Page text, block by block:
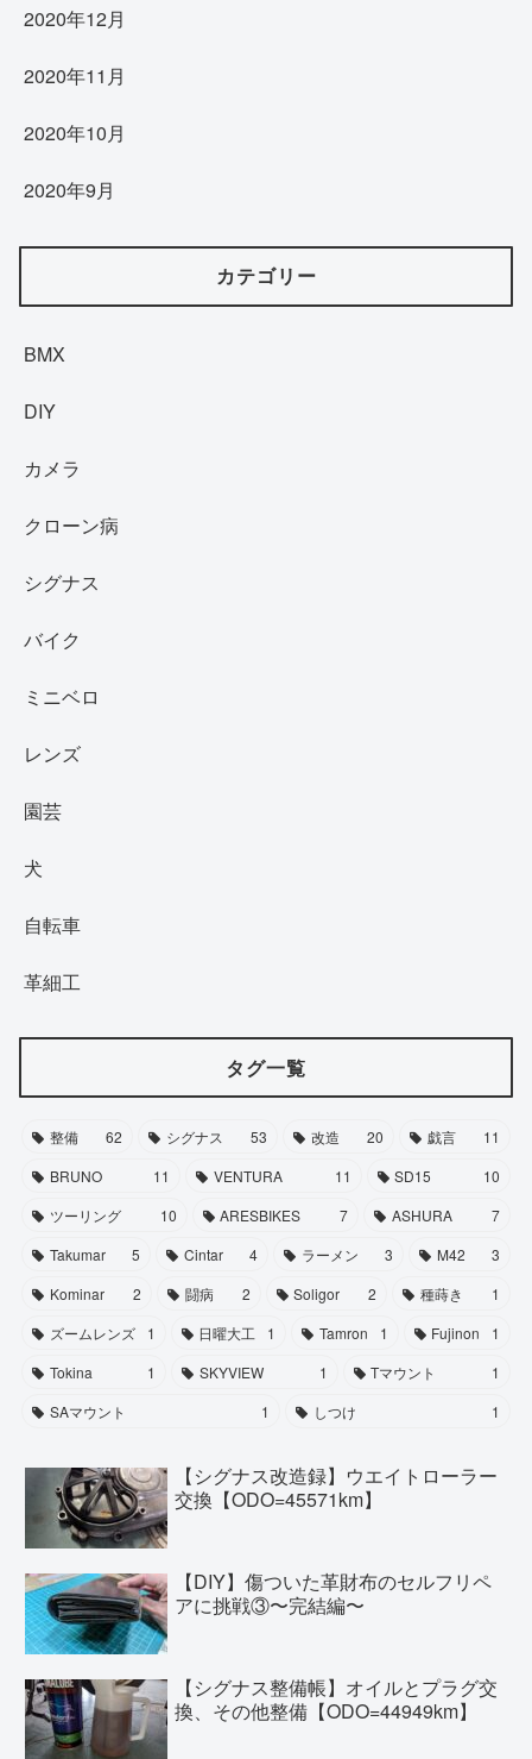
2020年12月
2020年11月
2020年10月
2020年9月
カテゴリー
BMX
DIY
カメラ
クローン病
シグナス
バイク
ミニベロ
レンズ
園芸
犬
自転車
革細工
タグ一覧
整備 62 シグナス 53 改造 20 戯言
11
BRUNO
11 VENTURA 11 SD15
10
ツーリング
10 ARESBIKES 7 ASHURA
7
Takumar
5 Cintar 4 ラーメン 3 M42
3
Kominar
2 闘病 2 Soligor 2 種蒔き
1
ズームレンズ
1 日曜大工 1 Tamron 1 Fujinon
1
Tokina
1 SKYVIEW 1 Tマウント
1
SAマウント
1 しつけ 1
【シグナス改造録】ウエイトローラー
交換【ODO=45571km】
【DIY】傷ついた革財布のセルフリペ
アに挑戦③〜完結編〜
【シグナス整備帳】オイルとプラグ交
換、その他整備【ODO=44949km】